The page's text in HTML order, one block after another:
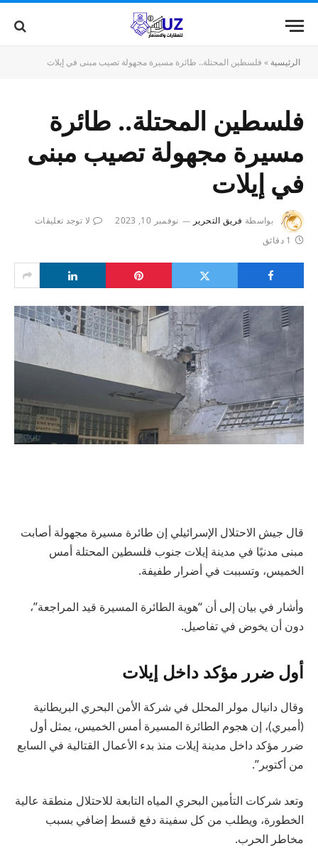
الرئيسية » فلسطين المحتلة.. طائرة مسيرة مجهولة تصيب مبنى في إيلات
فلسطين المحتلة.. طائرة
مسيرة مجهولة تصيب مبنى
في إيلات
بواسطة فريق التحرير نوفمبر 10, 2023
لا توجد تعليقات
1 دقائق
قال جيش الاحتلال الإسرائيلي إن طائرة مسيرة مجهولة أصابت
مبنى مدنيًا في مدينة إيلات جنوب فلسطين المحتلة أمس
الخميس، وتسببت في أضرار طفيفة.
وأشار في بيان إلى أن “هوية الطائرة المسيرة قيد المراجعة”،
دون أن يخوض في تفاصيل.
أول ضرر مؤكد داخل إيلات
وقال دانيال مولر المحلل في شركة الأمن البحري البريطانية
(أمبري)، إن هجوم الطائرة المسيرة أمس الخميس، يمثل أول
ضرر مؤكد داخل مدينة إيلات منذ بدء الأعمال القتالية في السابع
من أكتوبر”.
وتعد شركات التأمين البحري المياه التابعة للاحتلال منطقة عالية
الخطورة، ويطلب من كل سفينة دفع قسط إضافي بسبب
مخاطر الحرب.